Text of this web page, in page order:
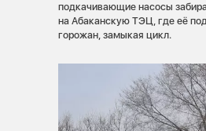
подкачивающие насосы
на Абаканскую ТЭЦ, где её
горожан, замыкая цикл.